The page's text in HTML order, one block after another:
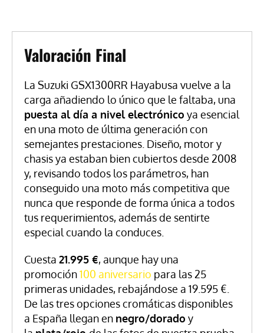
Valoración Final
La Suzuki GSX1300RR Hayabusa vuelve a la
carga añadiendo lo único que le faltaba, una
puesta al día a nivel electrónico ya esencial
en una moto de última generación con
semejantes prestaciones. Diseño, motor y
chasis ya estaban bien cubiertos desde 2008
y, revisando todos los parámetros, han
conseguido una moto más competitiva que
nunca que responde de forma única a todos
tus requerimientos, además de sentirte
especial cuando la conduces.
Cuesta 21.995 €, aunque hay una
promoción100 aniversario para las 25
primeras unidades, rebajándose a 19.595 €.
De las tres opciones cromáticas disponibles
a España llegan en negro/dorado y